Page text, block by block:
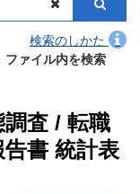
検索のしかた
ファイル内を検索
査 / 転職
書 統計表